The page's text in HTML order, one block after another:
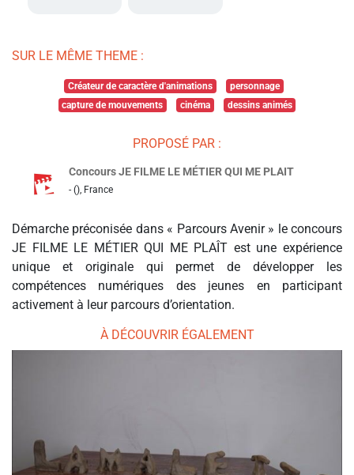
SUR LE MÊME THEME :
Créateur de caractère d'animations
personnage
capture de mouvements
cinéma dessins animés
PROPOSÉ PAR :
Concours JE FILME LE MÉTIER QUI ME PLAIT
- (), France
Démarche préconisée dans « Parcours Avenir » le concours
JE FILME LE MÉTIER QUI ME PLAÎT est une expérience
unique et originale qui permet de développer les
compétences numériques des jeunes en participant
activement à leur parcours d’orientation.
À DÉCOUVRIR ÉGALEMENT